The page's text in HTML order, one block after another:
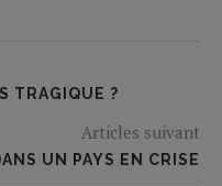
TRAGIQUE ?
Articles suivant
UN PAYS EN CRISE